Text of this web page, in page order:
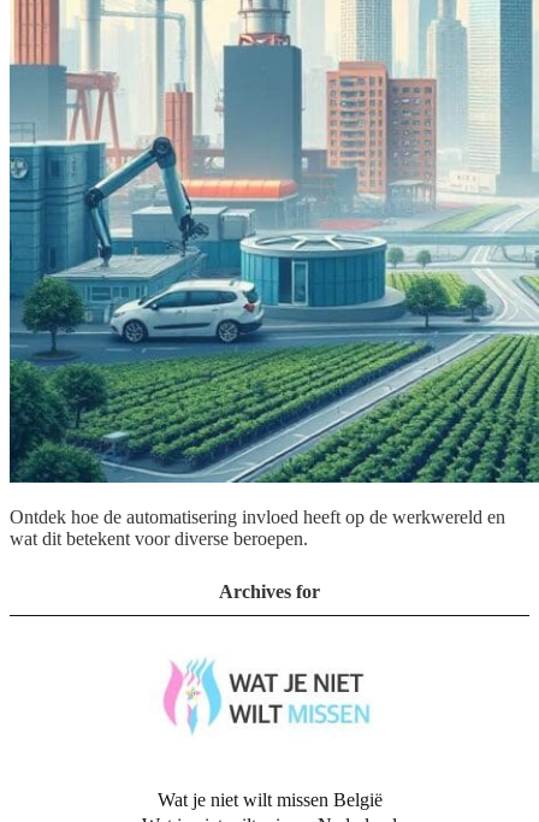
Ontdek hoe de automatisering invloed heeft op de werkwereld en
wat dit betekent voor diverse beroepen.
Archives for
Wat je niet wilt missen België